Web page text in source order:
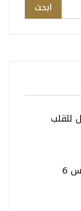
للقلب
توقعـات الأبراج اليوم الخميس 6